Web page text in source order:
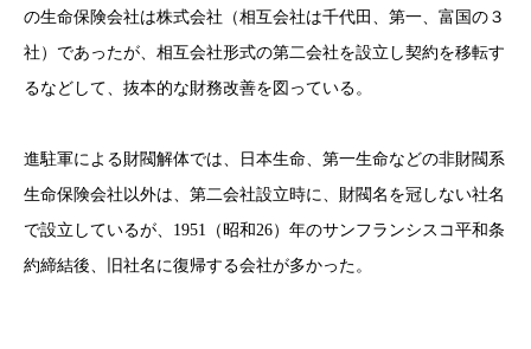
の生命保険会社は株式会社（相互会社は千代田、第一、富国の３
社）であったが、相互会社形式の第二会社を設立し契約を移転す
るなどして、抜本的な財務改善を図っている。
進駐軍による財閥解体では、日本生命、第一生命などの非財閥系
生命保険会社以外は、第二会社設立時に、財閥名を冠しない社名
で設立しているが、1951（昭和26）年のサンフランシスコ平和条
約締結後、旧社名に復帰する会社が多かった。